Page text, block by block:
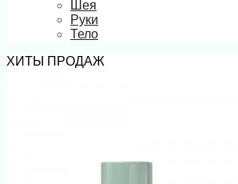
Шея
Руки
Тело
ХИТЫ ПРОДАЖ